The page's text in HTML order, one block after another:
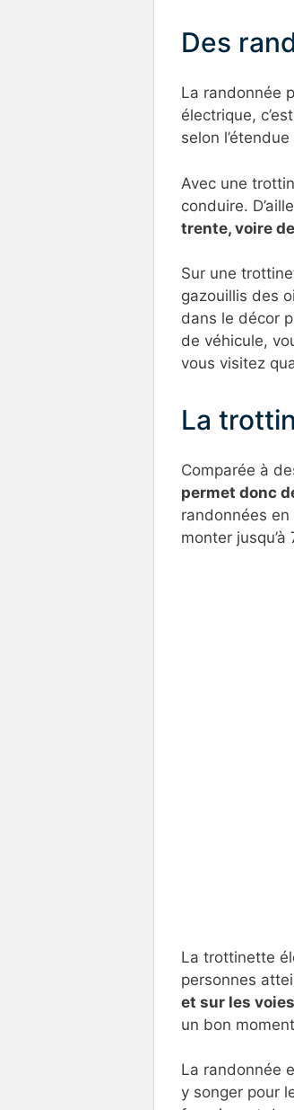
Des
La randonnée
électrique,
selon
Avec une
conduire.
trente, voire
Sur une
gazouillis des
dans le décor
de véhicule,
vous visitez
La
Comparée à
permet donc
randonnées
monter
La trottinette
personnes
et sur les
un bon
La randonnée
y songer pour